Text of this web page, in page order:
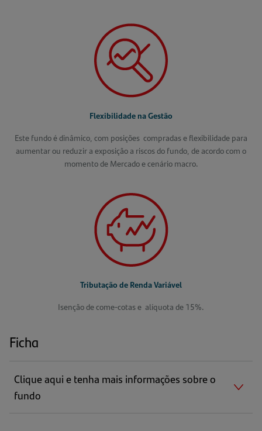
Flexibilidade naGestão
Este fundo é dinâmico, com posições compradas e flexibilidade para
aumentar ou reduzir a exposição a riscos do fundo, de acordo com o
momento de Mercado e cenário macro.
Tributação de RendaVariável
Isenção de come-cotas e alíquota de 15%.
Ficha
Clique aqui e tenha mais informações sobre o
fundo